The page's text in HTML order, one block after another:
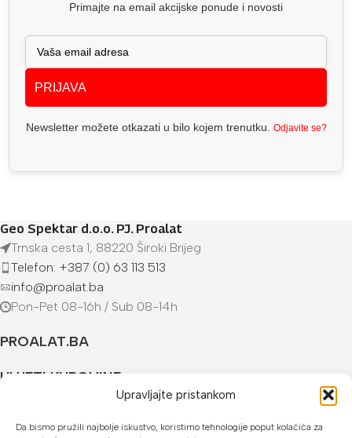
Upravljajte pristankom
Da bismo pružili najbolje iskustvo, koristimo tehnologije poput kolačića za
Primajte na email akcijske ponude i novosti
PRIJAVA
Newsletter možete otkazati u bilo kojem trenutku. Odjavite se?
Geo Spektar d.o.o. PJ. Proalat
Trnska cesta 1, 88220 Široki Brijeg
Telefon: +387 (0) 63 113 513
info@proalat.ba
Pon-Pet 08-16h / Sub 08-14h
PROALAT.BA
UVJETI KUPOVINE